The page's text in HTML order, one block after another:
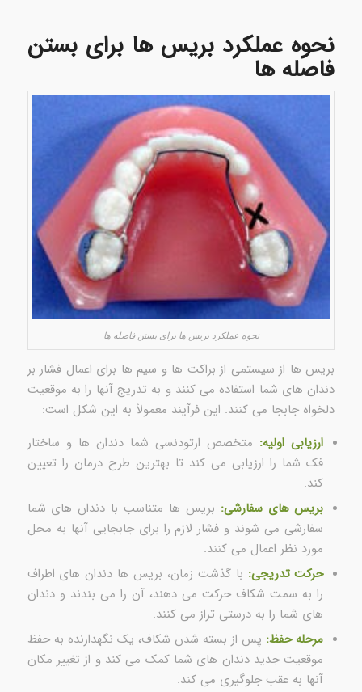
نحوه عملکرد بریس ها برای بستن
فاصله ها
نحوه عملکرد بریس ها برای بستن فاصله ها
بریس ها از سیستمی از براکت ها و سیم ها برای اعمال فشار بر
دندان های شما استفاده می کنند و به تدریج آنها را به موقعیت
دلخواه جابجا می کنند. این فرآیند معمولاً به این شکل است:
ارزیابی اولیه: متخصص ارتودنسی شما دندان ها و ساختار
فک شما را ارزیابی می کند تا بهترین طرح درمان را تعیین
کند.
بریس های سفارشی: بریس ها متناسب با دندان های شما
سفارشی می شوند و فشار لازم را برای جابجایی آنها به محل
مورد نظر اعمال می کنند.
حرکت تدریجی: با گذشت زمان، بریس ها دندان های اطراف
را به سمت شکاف حرکت می دهند، آن را می بندند و دندان
های شما را به درستی تراز می کنند.
مرحله حفظ: پس از بسته شدن شکاف، یک نگهدارنده به حفظ
موقعیت جدید دندان های شما کمک می کند و از تغییر مکان
آنها به عقب جلوگیری می کند.